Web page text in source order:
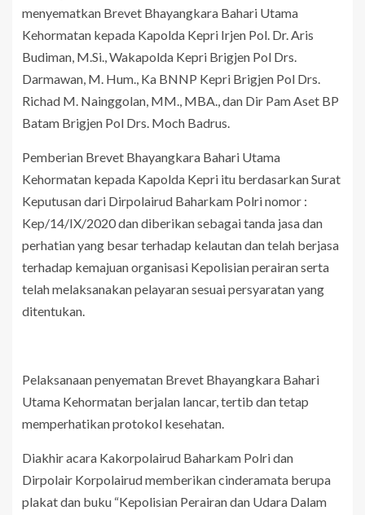
menyematkan Brevet Bhayangkara Bahari Utama
Kehormatan kepada Kapolda Kepri Irjen Pol. Dr. Aris
Budiman, M.Si., Wakapolda Kepri Brigjen Pol Drs.
Darmawan, M. Hum., Ka BNNP Kepri Brigjen Pol Drs.
Richad M. Nainggolan, MM., MBA., dan Dir Pam Aset BP
Batam Brigjen Pol Drs. Moch Badrus.
Pemberian Brevet Bhayangkara Bahari Utama
Kehormatan kepada Kapolda Kepri itu berdasarkan Surat
Keputusan dari Dirpolairud Baharkam Polri nomor :
Kep/14/IX/2020 dan diberikan sebagai tanda jasa dan
perhatian yang besar terhadap kelautan dan telah berjasa
terhadap kemajuan organisasi Kepolisian perairan serta
telah melaksanakan pelayaran sesuai persyaratan yang
ditentukan.
Pelaksanaan penyematan Brevet Bhayangkara Bahari
Utama Kehormatan berjalan lancar, tertib dan tetap
memperhatikan protokol kesehatan.
Diakhir acara Kakorpolairud Baharkam Polri dan
Dirpolair Korpolairud memberikan cinderamata berupa
plakat dan buku “Kepolisian Perairan dan Udara Dalam